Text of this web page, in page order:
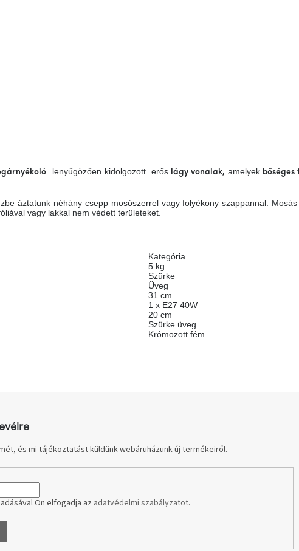
lenyűgözően kidolgozott .erős lágy vonalak, amelyek bőséges
áztatunk néhány csepp mosószerrel vagy folyékony szappannal.
vagy lakkal nem védett területeket.
Kategória
5 kg
Szürke
Üveg
31 cm
1 x E27 40W
20 cm
Szürke üveg
Krómozott fém
és mi tájékoztatást küldünk webáruházunk új termékeiről.
Ön elfogadja az adatvédelmi szabályzatot.